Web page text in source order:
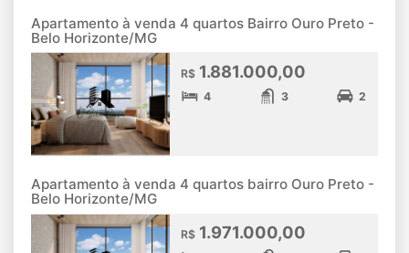
Apartamento à venda 4 quartos Bairro Ouro Preto -
Belo Horizonte/MG
R$ 1.881.000,00
4 3 2
Apartamento à venda 4 quartos bairro Ouro Preto -
Belo Horizonte/MG
R$ 1.971.000,00